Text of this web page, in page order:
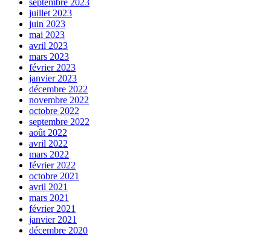
juillet 2023
juin 2023
mai 2023
avril 2023
mars 2023
février 2023
janvier 2023
décembre 2022
novembre 2022
octobre 2022
septembre 2022
août 2022
avril 2022
mars 2022
février 2022
octobre 2021
avril 2021
mars 2021
février 2021
janvier 2021
décembre 2020